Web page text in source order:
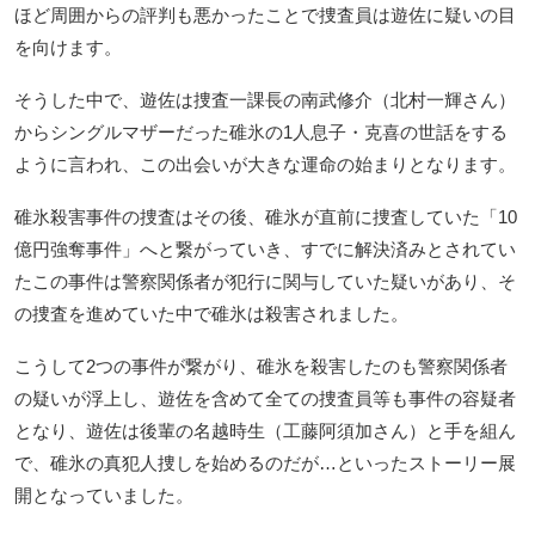
ほど周囲からの評判も悪かったことで捜査員は遊佐に疑いの目
を向けます。
そうした中で、遊佐は捜査一課長の南武修介（北村一輝さん）
からシングルマザーだった碓氷の1人息子・克喜の世話をする
ように言われ、この出会いが大きな運命の始まりとなります。
碓氷殺害事件の捜査はその後、碓氷が直前に捜査していた「10
億円強奪事件」へと繋がっていき、すでに解決済みとされてい
たこの事件は警察関係者が犯行に関与していた疑いがあり、そ
の捜査を進めていた中で碓氷は殺害されました。
こうして2つの事件が繋がり、碓氷を殺害したのも警察関係者
の疑いが浮上し、遊佐を含めて全ての捜査員等も事件の容疑者
となり、遊佐は後輩の名越時生（工藤阿須加さん）と手を組ん
で、碓氷の真犯人捜しを始めるのだが…といったストーリー展
開となっていました。